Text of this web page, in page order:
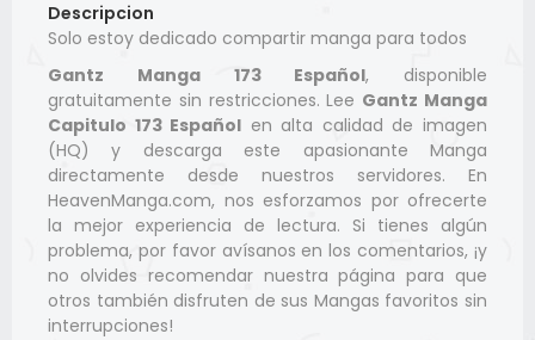
Descripcion
Solo estoy dedicado compartir manga para todos
Gantz Manga 173 Español, disponible
gratuitamente sin restricciones. Lee Gantz Manga
Capitulo 173 Español en alta calidad de imagen
(HQ) y descarga este apasionante Manga
directamente desde nuestros servidores. En
HeavenManga.com, nos esforzamos por ofrecerte
la mejor experiencia de lectura. Si tienes algún
problema, por favor avísanos en los comentarios, ¡y
no olvides recomendar nuestra página para que
otros también disfruten de sus Mangas favoritos sin
interrupciones!